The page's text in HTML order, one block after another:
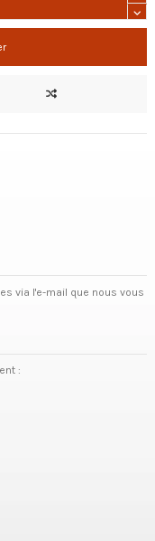
via l'e-mail que nous vous
: